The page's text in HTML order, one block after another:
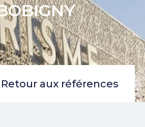
Retour aux références